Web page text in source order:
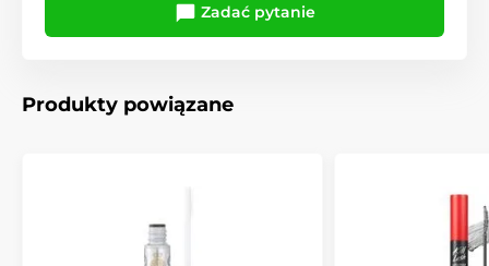
Zadać pytanie
Produkty powiązane